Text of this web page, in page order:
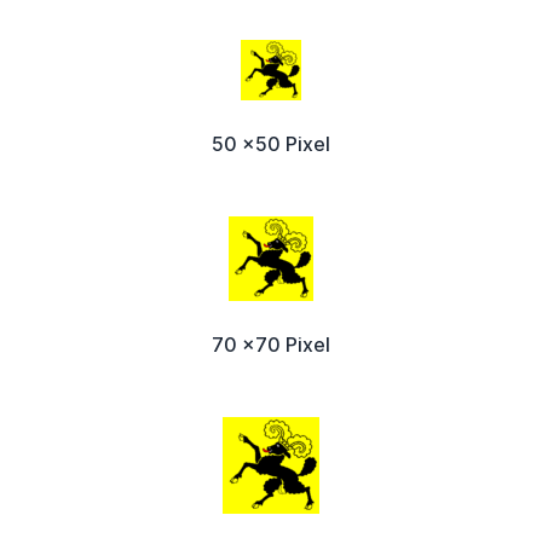
50 x50 Pixel
70 x70 Pixel